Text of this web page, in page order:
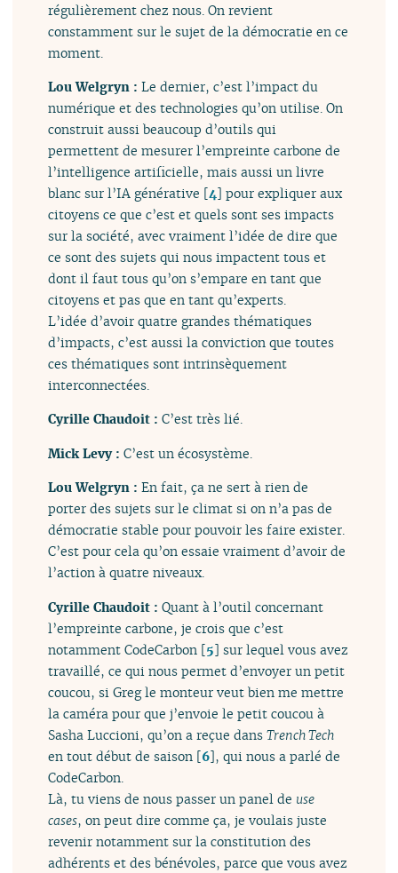
régulièrement chez nous. On revient
constamment sur le sujet de la démocratie en ce
moment.
Lou Welgryn :Le dernier, c’est l’impact du
numérique et des technologies qu’on utilise. On
construit aussi beaucoup d’outils qui
permettent de mesurer l’empreinte carbone de
l’intelligence artificielle, mais aussi un livre
blanc sur l’IA générative [4] pour expliquer aux
citoyens ce que c’est et quels sont ses impacts
sur la société, avec vraiment l’idée de dire que
ce sont des sujets qui nous impactent tous et
dont il faut tous qu’on s’empare en tant que
citoyens et pas que en tant qu’experts.
L’idée d’avoir quatre grandes thématiques
d’impacts, c’est aussi la conviction que toutes
ces thématiques sont intrinsèquement
interconnectées.
Cyrille Chaudoit :C’est très lié.
Mick Levy :C’est un écosystème.
Lou Welgryn :En fait, ça ne sert à rien de
porter des sujets sur le climat si on n’a pas de
démocratie stable pour pouvoir les faire exister.
C’est pour cela qu’on essaie vraiment d’avoir de
l’action à quatre niveaux.
Cyrille Chaudoit :Quant à l’outil concernant
l’empreinte carbone, je crois que c’est
notamment CodeCarbon [5] sur lequel vous avez
travaillé, ce qui nous permet d’envoyer un petit
coucou, si Greg le monteur veut bien me mettre
la caméra pour que j’envoie le petit coucou à
Sasha Luccioni, qu’on a reçue dansTrench Tech
en tout début de saison [6], qui nous a parlé de
CodeCarbon.
Là, tu viens de nous passer un panel de use
cases, on peut dire comme ça, je voulais juste
revenir notamment sur la constitution des
adhérents et des bénévoles, parce que vous avez